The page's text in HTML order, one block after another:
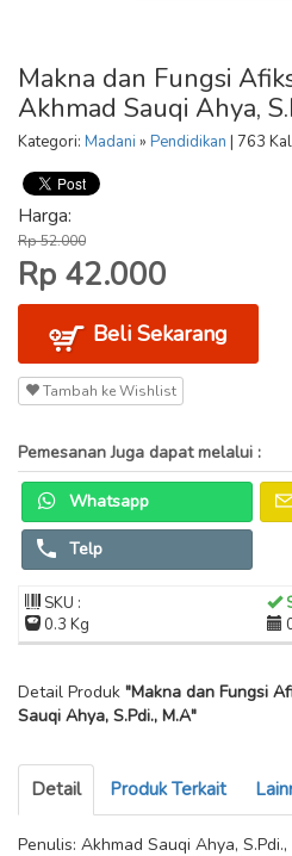
Makna dan Fungsi
Akhmad Sauqi Ahya,
Kategori: Madani » Pendidikan | 763
Harga:
Rp 52.000
Rp 42.000
Beli Sekarang
Tambah ke Wishlist
Pemesanan Juga dapat melalui :
Whatsapp
Telp
SKU :
0.3 Kg
Detail Produk "Makna dan Fungsi
Sauqi Ahya, S.Pdi., M.A"
Detail Produk Terkait
Penulis: Akhmad Sauqi Ahya, S.Pdi.,